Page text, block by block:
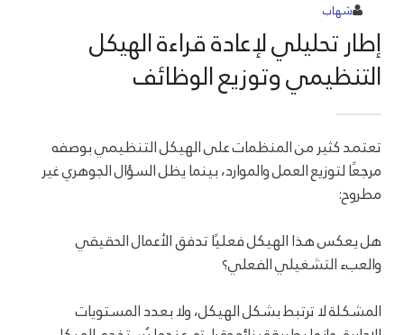
شهاب
إطار تحليلي لإعادة قراءة الهيكل
التنظيمي وتوزيع الوظائف
تعتمد كثير من المنظمات على الهيكل التنظيمي بوصفه
مرجعًا لتوزيع العمل والموارد، بينما يظل السؤال الجوهري غير
مطروح:
هل يعكس هذا الهيكل فعليًا تدفق الأعمال الحقيقي
والعبء التشغيلي الفعلي؟
المشكلة لا ترتبط بشكل الهيكل، ولا بعدد المستويات